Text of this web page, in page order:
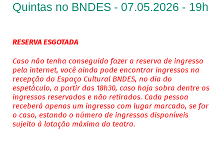
Quintas no BNDES - 07.05.2026 - 19h
RESERVA ESGOTADA
Caso não tenha conseguido fazer a reserva de ingresso
pela internet, você ainda pode encontrar ingressos na
recepção do Espaço Cultural BNDES, no dia do
espetáculo, a partir das 18h30, caso haja sobra dentre os
ingressos reservados e não retirados. Cada pessoa
receberá apenas um ingresso com lugar marcado, se for
o caso, estando o número de ingressos disponíveis
sujeito à lotação máxima do teatro.